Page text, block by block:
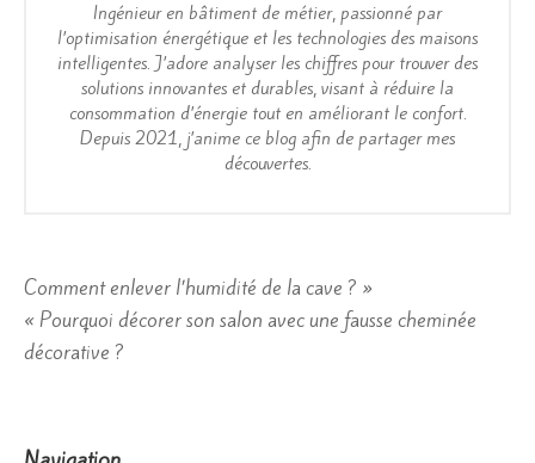
Ingénieur en bâtiment de métier, passionné par
l’optimisation énergétique et les technologies des maisons
intelligentes. J’adore analyser les chiffres pour trouver des
solutions innovantes et durables, visant à réduire la
consommation d’énergie tout en améliorant le confort.
Depuis 2021, j’anime ce blog afin de partager mes
découvertes.
Navigation
de
Comment enlever l’humidité de la cave ? »
« Pourquoi décorer son salon avec une fausse cheminée
décorative ?